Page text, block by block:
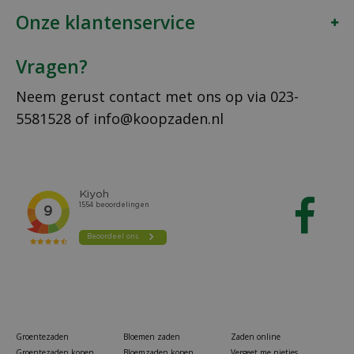
Onze klantenservice
Vragen?
Neem gerust contact met ons op via 023-
5581528 of info@koopzaden.nl
Groentezaden
Bloemen zaden
Zaden online